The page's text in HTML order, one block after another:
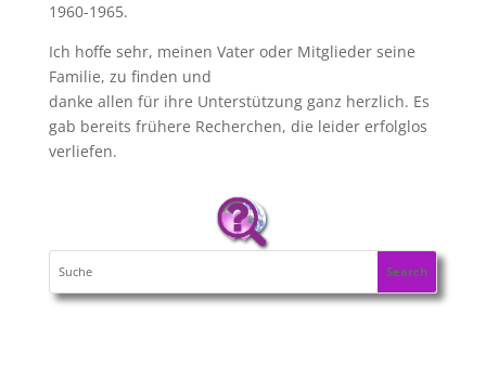
1960-1965.
Ich hoffe sehr, meinen Vater oder Mitglieder seine
Familie, zu finden und
danke allen für ihre Unterstützung ganz herzlich. Es
gab bereits frühere Recherchen, die leider erfolglos
verliefen.